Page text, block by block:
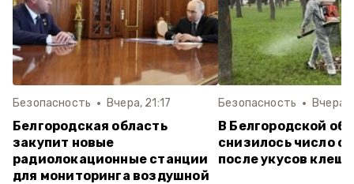
Безопасность Вчера, 21:17
Белгородская область
закупит новые
радиолокационные станции
для мониторинга воздушной
Безопасность Вчера,
В Белгородской
снизилось число
после укусов